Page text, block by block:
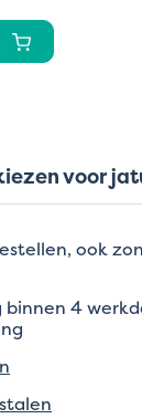
voor
ook
binnen 4